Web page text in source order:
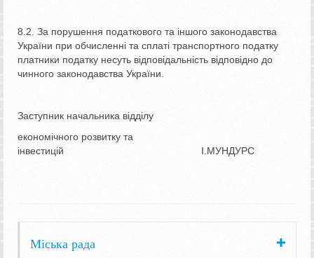
8.2. За порушення податкового та іншого законодавства
України при обчисленні та сплаті транспортного податку
платники податку несуть відповідальність відповідно до
чинного законодавства України.
Заступник начальника відділу
економічного розвитку та
інвестицій І.МУНДУРС
Міська рада